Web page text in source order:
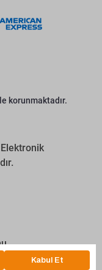
korunmaktadır.